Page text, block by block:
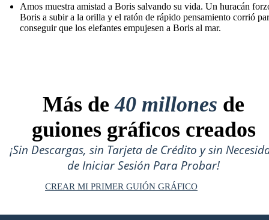
Amos muestra amistad a Boris salvando su vida. Un huracán
Boris a subir a la orilla y el ratón de rápido pensamiento corrió
conseguir que los elefantes empujesen a Boris al mar.
Más de40 millones de
guiones gráficos creados
¡Sin Descargas, sin Tarjeta de Crédito y sin
de Iniciar Sesión Para Probar!
CREAR MI PRIMER GUIÓN GRÁFICO